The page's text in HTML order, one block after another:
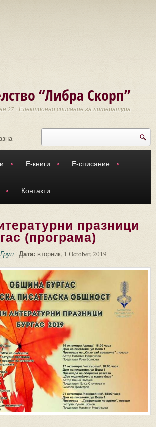
“Либра Скорп”
27 - Електронно списание за литература
Търси
Е-книги Е-списание
Контакти
празници
(програма)
Дата: вторник, 1 October, 2019